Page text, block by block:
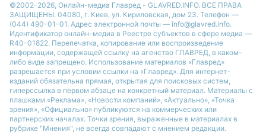
©2002-2026, Онлайн-медиа Главред - GLAVRED.INFO. ВСЕ ПРАВА
ЗАЩИЩЕНЫ. 04080, г. Киев, ул. Кириловская, дом 23. Телефон —
(044) 490-01-01. Адрес электронной почты — info@glavred.info.
Идентификатор онлайн-медиа в Реестре cубъектов в сфере медиа —
R40-01822. Перепечатка, копирование или воспроизведение
информации, содержащей ссылку на агенство ГЛАВРЕД, в каком-
либо виде запрещено. Использование материалов «Главред»
разрешается при условии ссылки на «Главред». Для интернет-
изданий обязательна прямая, открытая для поисковых систем,
гиперссылка в первом абзаце на конкретный материал. Материалы с
плашками «Реклама», «Новости компаний», «Актуально», «Точка
зрения», «Официально» публикуются на коммерческих или
партнерских началах. Точки зрения, выраженные в материалах в
рубрике "Мнения", не всегда совпадают с мнением редакции.